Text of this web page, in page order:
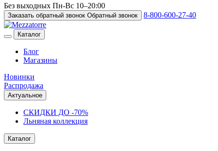
Без выходных Пн-Вс 10–20:00
Заказать обратный звонок Обратный звонок 8-800-600-27-40
Каталог
Блог
Магазины
Новинки
Распродажа
Актуальное
СКИДКИ ДО -70%
Льняная коллекция
Каталог